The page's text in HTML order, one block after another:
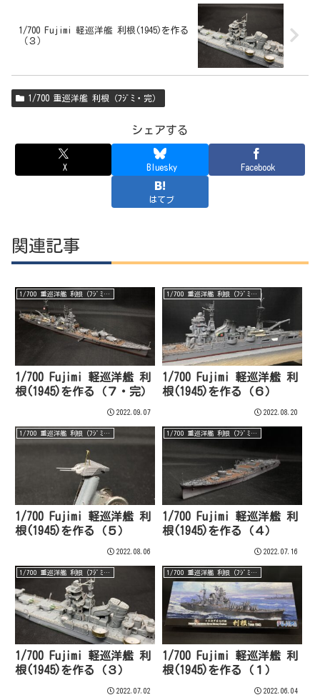
1/700 Fujimi 軽巡洋艦 利根(1945)を作る
（３）
1/700 重巡洋艦 利根（ﾌｼﾞﾐ・完）
シェアする
X Bluesky Facebook
はてブ
関連記事
1/700 重巡洋艦 利根（ﾌｼﾞﾐ・完）
1/700 Fujimi 軽巡洋艦 利
根(1945)を作る（７・完）
2022.09.07
1/700 重巡洋艦 利根（ﾌｼﾞﾐ・完）
1/700 Fujimi 軽巡洋艦 利
根(1945)を作る（６）
2022.08.20
1/700 重巡洋艦 利根（ﾌｼﾞﾐ・完）
1/700 Fujimi 軽巡洋艦 利
根(1945)を作る（５）
2022.08.06
1/700 重巡洋艦 利根（ﾌｼﾞﾐ・完）
1/700 Fujimi 軽巡洋艦 利
根(1945)を作る（４）
2022.07.16
1/700 重巡洋艦 利根（ﾌｼﾞﾐ・完）
1/700 Fujimi 軽巡洋艦 利
根(1945)を作る（３）
2022.07.02
1/700 重巡洋艦 利根（ﾌｼﾞﾐ・完）
1/700 Fujimi 軽巡洋艦 利
根(1945)を作る（１）
2022.06.04